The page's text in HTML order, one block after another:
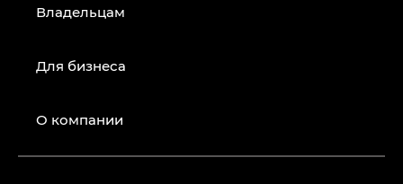
Владельцам
Для бизнеса
О компании